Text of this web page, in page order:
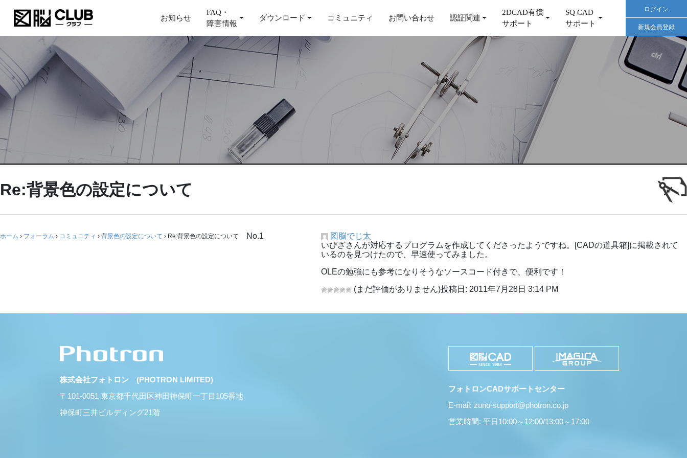
お知らせ
FAQ・
障害情報
ダウンロード コミュニティ お問い合わせ 認証関連
2DCAD有償
サポート
SQ CAD
サポート
ログイン
新規会員登録
Re:背景色の設定について
ホーム › フォーラム › コミュニティ › 背景色の設定について › Re:背景色の設定について No.1
図脳でじ太
いびざさんが対応するプログラムを作成してくださったようですね。[CADの道具箱]に掲載されて
いるのを見つけたので、早速使ってみました。
OLEの勉強にも参考になりそうなソースコード付きで、便利です！
(まだ評価がありません)投稿日: 2011年7月28日 3:14 PM
株式会社フォトロン (PHOTRON LIMITED)
〒101-0051 東京都千代田区神田神保町一丁目105番地
神保町三井ビルディング21階
フォトロンCADサポートセンター
E-mail: zuno-support@photron.co.jp
営業時間: 平日10:00～12:00/13:00～17:00